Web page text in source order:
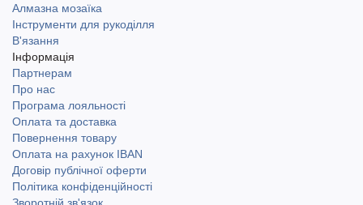
Алмазна мозаїка
Інструменти для рукоділля
В'язання
Інформація
Партнерам
Про нас
Програма лояльності
Оплата та доставка
Повернення товару
Оплата на рахунок IBAN
Договір публічної оферти
Політика конфіденційності